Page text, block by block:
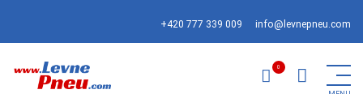
+420 777 339 009 info@levnepneu.com